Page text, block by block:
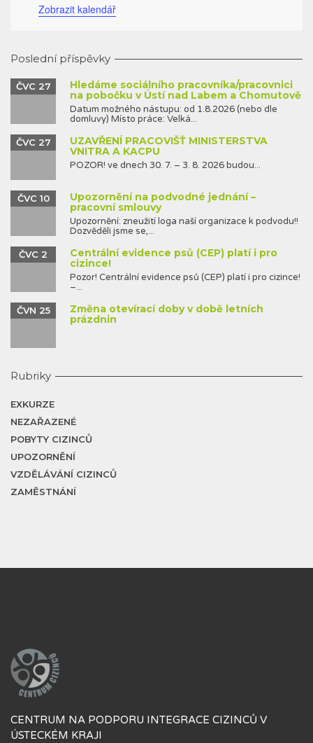
Zobrazit kalendář
Poslední příspěvky
Hledáme sociálního pracovníka/pracovnici
na pobočku v Ústí nad Labem a Chomutově
ČVC 27
Datum možného nástupu: od 1.8.2026 (nebo dle
domluvy) Místo práce: Velká...
UZAVŘENÍ PRACOVIŠŤ MINISTERSTVA
VNITRA A KACPU
ČVC 27
POZOR! ve dnech 30. 7. – 3. 8. 2026 budou...
Upozornění na podvodné jednání –
pracovní smlouvy
ČVC 10
Upozornění: zneužití loga naší organizace k podvodu!!
Dozvěděli jsme se,...
Centrální evidence psů (CEP) platí i pro
cizince!
ČVC 2
Pozor! Centrální evidence psů (CEP) platí i pro cizince!
–...
Změna otevírací doby v době letních
prázdnin
ČVN 25
Rubriky
EXKURZE
NEZAŘAZENÉ
POBYTY CIZINCŮ
UPOZORNĚNÍ
VZDĚLÁVÁNÍ CIZINCŮ
ZAMĚSTNÁNÍ
CENTRUM NA PODPORU INTEGRACE CIZINCŮ V
ÚSTECKÉM KRAJI